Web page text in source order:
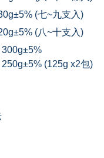
(七~九支入)
(八~十支入)
300g±5%
250g±5% (125g x2包)